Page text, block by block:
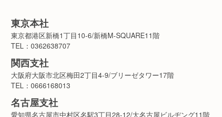
東京本社
東京都港区新橋1丁目10-6/新橋M-SQUARE11階
TEL：0362638707
関西支社
大阪府大阪市北区梅田2丁目4-9/ブリーゼタワー17階
TEL：0666168013
名古屋支社
愛知県名古屋市中村区名駅3丁目28-12/大名古屋ビルヂング11階